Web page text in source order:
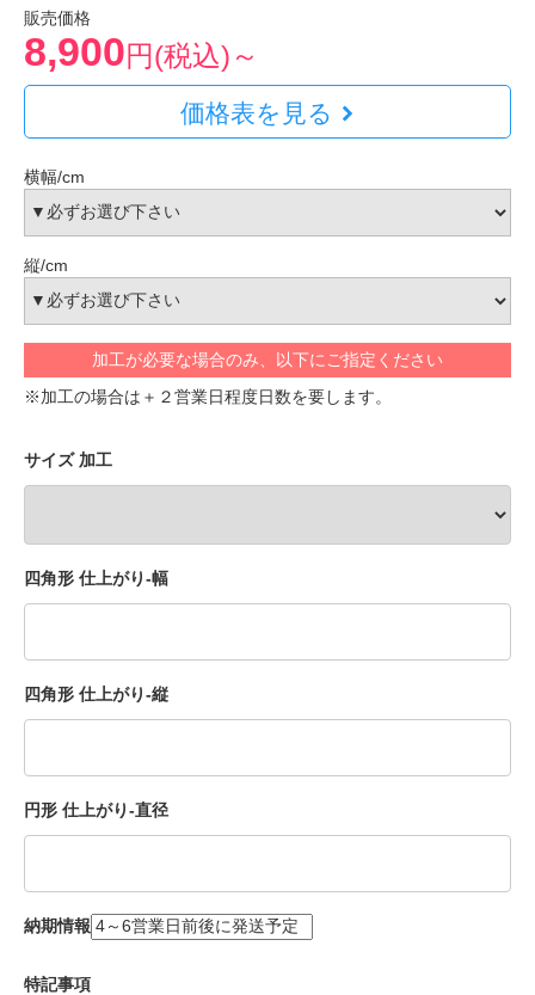
販売価格
8,900円(税込)～
価格表を見る
横幅/cm
縦/cm
加工が必要な場合のみ、以下にご指定ください
※加工の場合は＋２営業日程度日数を要します。
サイズ 加工
四角形 仕上がり-幅
四角形 仕上がり-縦
円形 仕上がり-直径
納期情報
特記事項